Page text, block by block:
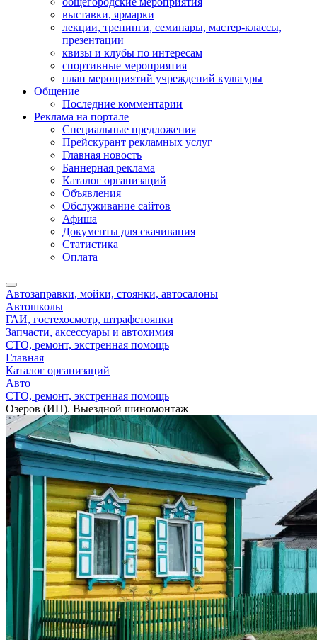
выставки, ярмарки
лекции, тренинги, семинары, мастер-классы,
презентации
квизы и клубы по интересам
спортивные мероприятия
план мероприятий учреждений культуры
Общение
Последние комментарии
Реклама на портале
Специальные предложения
Прейскурант рекламных услуг
Главная новость
Баннерная реклама
Каталог организаций
Объявления
Обслуживание сайтов
Афиша
Документы для скачивания
Статистика
Оплата
Автозаправки, мойки, стоянки, автосалоны
Автошколы
ГАИ, гостехосмотр, штрафстоянки
Запчасти, аксессуары и автохимия
СТО, ремонт, экстренная помощь
Главная
Каталог организаций
Авто
СТО, ремонт, экстренная помощь
Озеров (ИП). Выездной шиномонтаж